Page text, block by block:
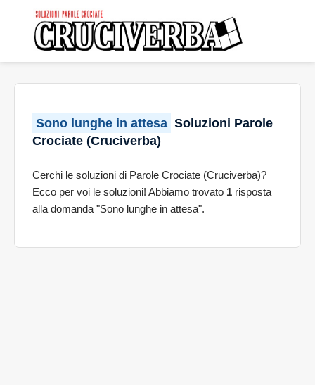
Sono lunghe in attesa Soluzioni Parole
Crociate (Cruciverba)
Cerchi le soluzioni di Parole Crociate (Cruciverba)?
Ecco per voi le soluzioni! Abbiamo trovato 1 risposta
alla domanda "Sono lunghe in attesa".